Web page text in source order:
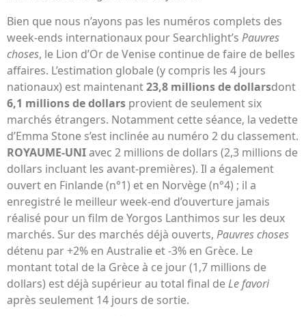
Bien que nous n’ayons pas les numéros complets des
week-ends internationaux pour Searchlight’s Pauvres
choses, le Lion d’Or de Venise continue de faire de belles
affaires. L’estimation globale (y compris les 4 jours
nationaux) est maintenant23,8 millions de dollarsdont
6,1 millions de dollars provient de seulement six
marchés étrangers. Notamment cette séance, la vedette
d’Emma Stone s’est inclinée au numéro 2 du classement.
ROYAUME-UNIavec 2 millions de dollars (2,3 millions de
dollars incluant les avant-premières). Il a également
ouvert en Finlande (n°1) et en Norvège (n°4) ; il a
enregistré le meilleur week-end d’ouverture jamais
réalisé pour un film de Yorgos Lanthimos sur les deux
marchés. Sur des marchés déjà ouverts, Pauvres choses
détenu par +2% en Australie et -3% en Grèce. Le
montant total de la Grèce à ce jour (1,7 millions de
dollars) est déjà supérieur au total final deLe favori
après seulement 14 jours de sortie.